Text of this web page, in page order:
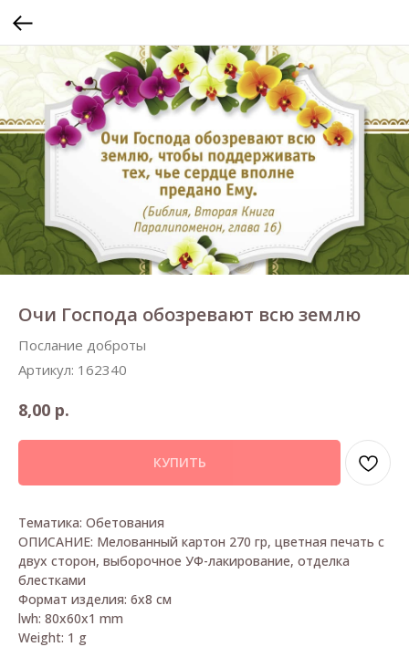
Очи Господа обозревают всю землю
Послание доброты
Артикул: 162340
8,00 р.
КУПИТЬ
Тематика: Обетования
ОПИСАНИЕ: Мелованный картон 270 гр, цветная печать с
двух сторон, выборочное УФ-лакирование, отделка
блестками
Формат изделия: 6х8 см
lwh: 80x60x1 mm
Weight: 1 g